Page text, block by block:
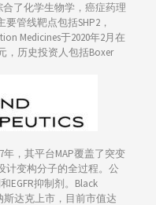
合了化学生物学，癌症药理
管线靶点包括SHP2，
Medicines于2020年2月在
，历史投资人包括Boxer
年，其平台MAP覆盖了突变
计变构分子的全过程。公
EGFR抑制剂。Black
斯达克上市，目前市值达